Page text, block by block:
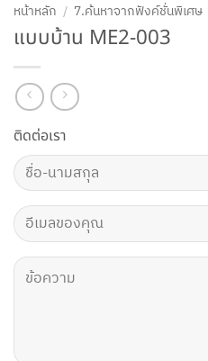
หน้าหลัก / 7.ค้นหาจากฟังค์ชั่นพิเศษ
แบบบ้าน ME2-003
ติดต่อเรา